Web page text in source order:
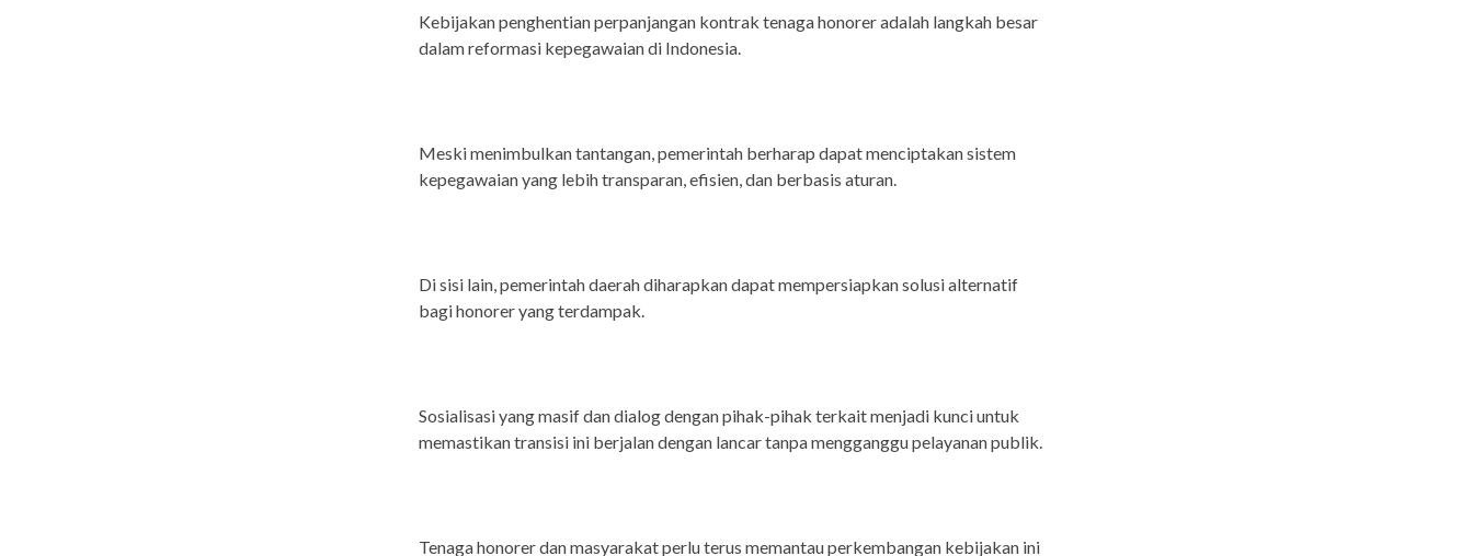
Kebijakan penghentian perpanjangan kontrak tenaga honorer adalah langkah besar
dalam reformasi kepegawaian di Indonesia.
Meski menimbulkan tantangan, pemerintah berharap dapat menciptakan sistem
kepegawaian yang lebih transparan, efisien, dan berbasis aturan.
Di sisi lain, pemerintah daerah diharapkan dapat mempersiapkan solusi alternatif
bagi honorer yang terdampak.
Sosialisasi yang masif dan dialog dengan pihak-pihak terkait menjadi kunci untuk
memastikan transisi ini berjalan dengan lancar tanpa mengganggu pelayanan publik.
Tenaga honorer dan masyarakat perlu terus memantau perkembangan kebijakan ini